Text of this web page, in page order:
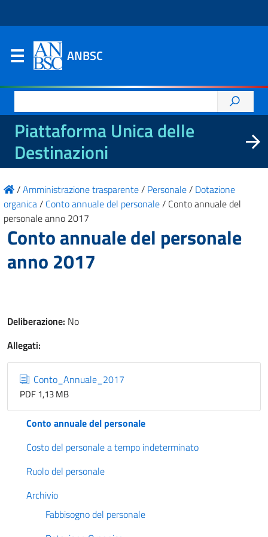
ANBSC
per:
Piattaforma Unica delle
Destinazioni
/Amministrazione trasparente/ Personale/ Dotazione
organica/ Conto annuale del personale/ Conto annuale del
personale anno 2017
Conto annuale del personale
anno 2017
Deliberazione: No
Allegati:
Conto_Annuale_2017
PDF 1,13 MB
Conto annuale del personale
Costo del personale a tempo indeterminato
Ruolo del personale
Archivio
Fabbisogno del personale